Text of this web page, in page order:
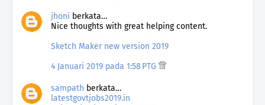
jhoni berkata…
Nice thoughts with great helping content.
Sketch Maker new version 2019
4 Januari 2019 pada 1:58 PTG
sampath berkata…
latestgovtjobs2019.in